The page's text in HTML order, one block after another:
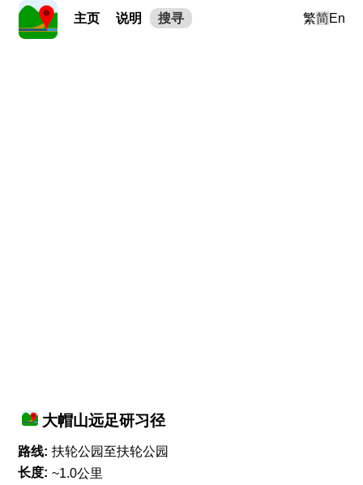
主页 说明 搜寻 繁简En
大帽山远足研习径
路线: 扶轮公园至扶轮公园
长度: ~1.0公里